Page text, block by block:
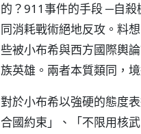
的？911事件的手段 ─自
同消耗戰術絕地反攻。料
些被小布希與西方國際輿
族英雄。兩者本質類同，
對於小布希以強硬的態度
合國約束」、「不限用核